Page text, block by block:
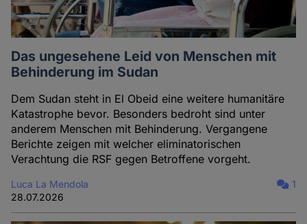
Das ungesehene Leid von Menschen mit
Behinderung im Sudan
Dem Sudan steht in El Obeid eine weitere humanitäre
Katastrophe bevor. Besonders bedroht sind unter
anderem Menschen mit Behinderung. Vergangene
Berichte zeigen mit welcher eliminatorischen
Verachtung die RSF gegen Betroffene vorgeht.
Luca La Mendola
28.07.2026
1